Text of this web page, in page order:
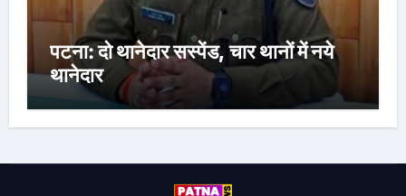
पटना: दो थानेदार सस्पेंड, चार थानों में नये
थानेदार